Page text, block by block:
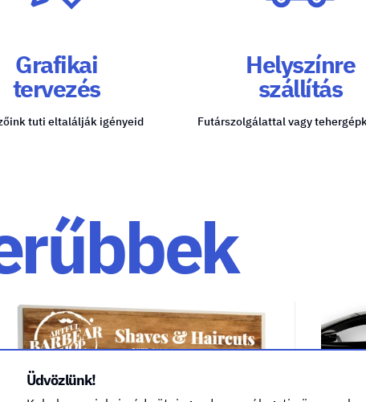
Grafikai
tervezés
tuti eltalálják igényeid
Helyszínre
szállítás
Futárszolgálattal vagy
Üdvözlünk!